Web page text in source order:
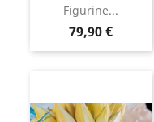
Figurine...
Prix
79,90 €